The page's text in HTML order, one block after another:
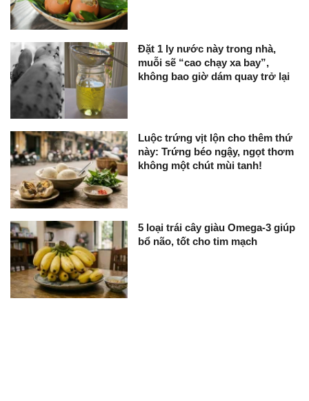
Đặt 1 ly nước này trong nhà,
muỗi sẽ “cao chạy xa bay”,
không bao giờ dám quay trở lại
Luộc trứng vịt lộn cho thêm thứ
này: Trứng béo ngậy, ngọt thơm
không một chút mùi tanh!
5 loại trái cây giàu Omega-3 giúp
bổ não, tốt cho tim mạch